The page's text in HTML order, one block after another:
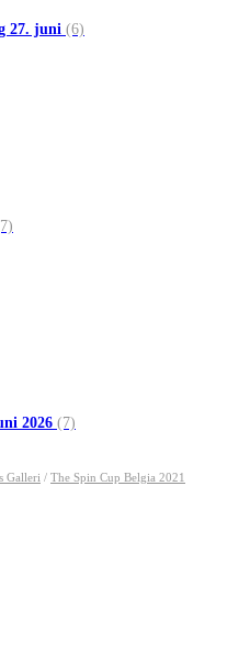
27. juni (6)
2026 (7)
Galleri / The Spin Cup Belgia 2021